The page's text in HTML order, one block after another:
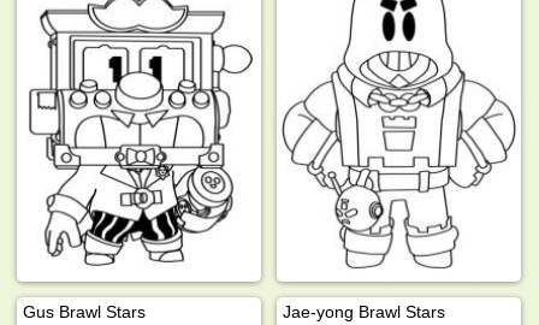
Gus Brawl Stars Jae-yong Brawl Stars